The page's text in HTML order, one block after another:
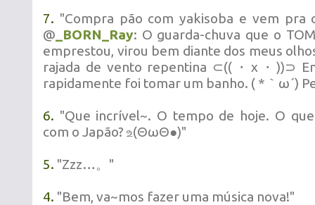
7. "Compra pão com yakisoba e vem
@ _BORN_Ray: O guarda-chuva que o
emprestou, virou bem diante dos meus
rajada de vento repentina ⊂((・x・))⊃
rapidamente foi tomar um banho. ( *｀ω´)
6. "Que incrível~. O tempo de hoje. O
com o Japão? உ(ΘωΘ●)"
5. "Zzz…。"
4. "Bem, va~mos fazer uma música nova!"